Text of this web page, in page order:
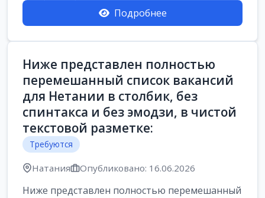
Подробнее
Ниже представлен полностью
перемешанный список вакансий
для Нетании в столбик, без
спинтакса и без эмодзи, в чистой
текстовой разметке:
Требуются
Натания Опубликовано: 16.06.2026
Ниже представлен полностью перемешанный